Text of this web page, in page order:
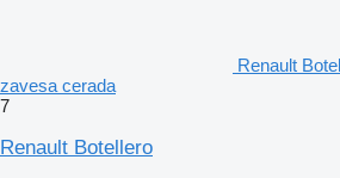
Renault
zavesa cerada
7
Renault Botellero